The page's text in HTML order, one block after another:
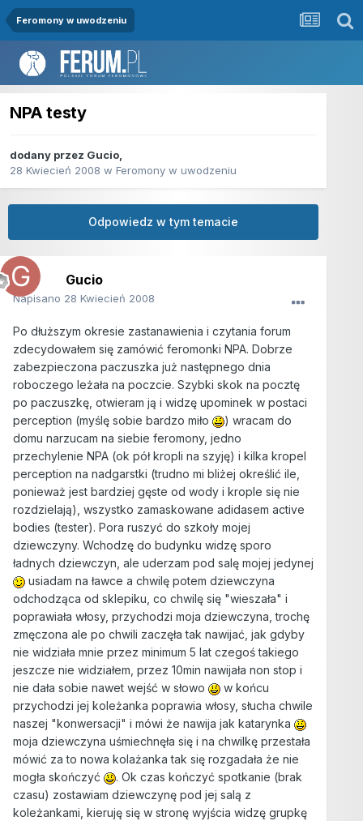
Feromony w uwodzeniu
NPA testy
dodany przez Gucio,
28 Kwiecień 2008 w Feromony w uwodzeniu
Odpowiedz w tym temacie
Gucio
Napisano 28 Kwiecień 2008
Po dłuższym okresie zastanawienia i czytania forum
zdecydowałem się zamówić feromonki NPA. Dobrze
zabezpieczona paczuszka już następnego dnia
roboczego leżała na poczcie. Szybki skok na pocztę
po paczuszkę, otwieram ją i widzę upominek w postaci
perception (myślę sobie bardzo miło
) wracam do
domu narzucam na siebie feromony, jedno
przechylenie NPA (ok pół kropli na szyję) i kilka kropel
perception na nadgarstki (trudno mi bliżej określić ile,
ponieważ jest bardziej gęste od wody i krople się nie
rozdzielają), wszystko zamaskowane adidasem active
bodies (tester). Pora ruszyć do szkoły mojej
dziewczyny. Wchodzę do budynku widzę sporo
ładnych dziewczyn, ale uderzam pod salę mojej jedynej
usiadam na ławce a chwilę potem dziewczyna
odchodząca od sklepiku, co chwilę się "wieszała" i
poprawiała włosy, przychodzi moja dziewczyna, trochę
zmęczona ale po chwili zaczęła tak nawijać, jak gdyby
nie widziała mnie przez minimum 5 lat czegoś takiego
jeszcze nie widziałem, przez 10min nawijała non stop i
nie dała sobie nawet wejść w słowo
w końcu
przychodzi jej koleżanka poprawia włosy, słucha chwile
naszej "konwersacji" i mówi że nawija jak katarynka
moja dziewczyna uśmiechnęła się i na chwilkę przestała
mówić za to nowa kolażanka tak się rozgadała że nie
mogła skończyć
. Ok czas kończyć spotkanie (brak
czasu) zostawiam dziewczynę pod jej salą z
koleżankami, kieruję się w stronę wyjścia widzę grupkę